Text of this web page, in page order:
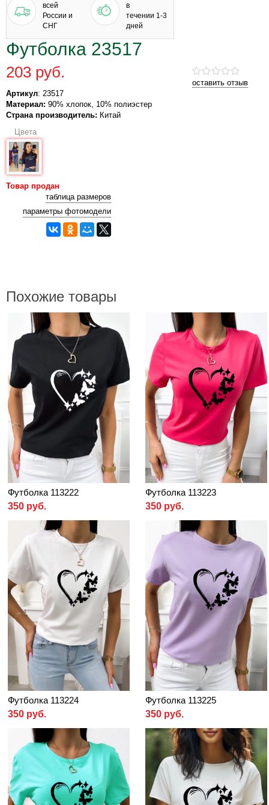
всей
России и
СНГ
в
течении 1-3
дней
Футболка 23517
оставить отзыв
203 руб.
Артикул: 23517
Материал: 90% хлопок, 10% полиэстер
Страна производитель: Китай
Цвета
Товар продан
таблица размеров
параметры фотомодели
Похожие товары
Футболка 113222
350 руб.
Футболка 113223
350 руб.
Футболка 113224
350 руб.
Футболка 113225
350 руб.